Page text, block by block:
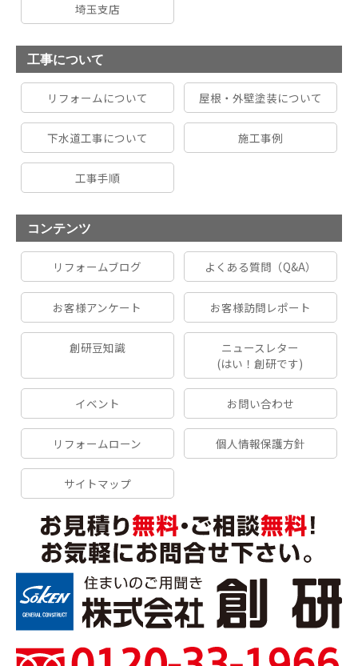
埼玉支店
工事について
リフォームについて 屋根・外壁塗装について
下水道工事について 施工事例
工事手順
コンテンツ
リフォームブログ よくある質問（Q&A）
お客様アンケート お客様訪問レポート
創研豆知識
ニュースレター
(はい！創研です)
イベント お問い合わせ
リフォームローン 個人情報保護方針
サイトマップ